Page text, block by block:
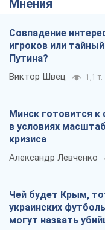
Мнения
Совпадение
игроков или
Путина?
Виктор Швец 1,1 т.
Минск готовится
в условиях
кризиса
Александр Левченко
Чей будет Крым,
украинских
могут назвать